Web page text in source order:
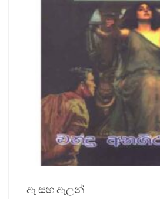
ඈ සහ ඇලන්